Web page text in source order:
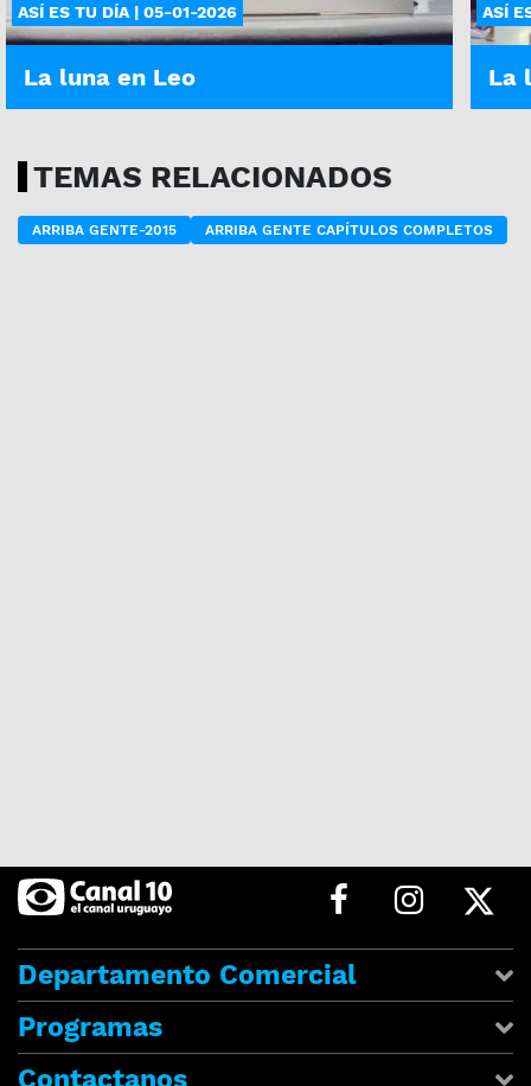
ASÍ ES TU DÍA | 05-01-2026
La luna en Leo
ASÍ
La
TEMAS RELACIONADOS
ARRIBA GENTE-2015 ARRIBA GENTE CAPÍTULOS COMPLETOS
Departamento Comercial
Programas